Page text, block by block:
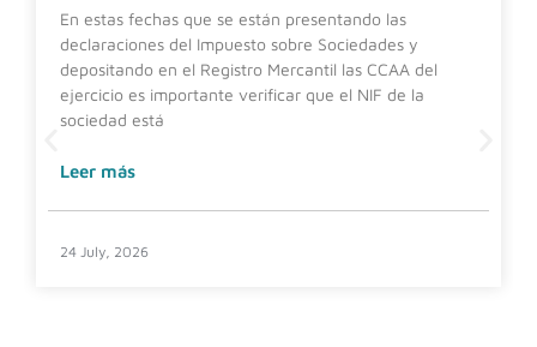
En estas fechas que se están presentando las
declaraciones del Impuesto sobre Sociedades y
depositando en el Registro Mercantil las CCAA del
ejercicio es importante verificar que el NIF de la
sociedad está
Leer más
24 July, 2026